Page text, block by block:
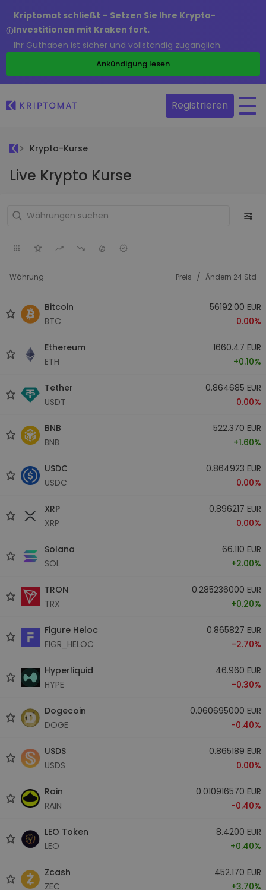
Kriptomat schließt – Setzen Sie Ihre Krypto-
Investitionen mit Kraken fort.
Ihr Guthaben ist sicher und vollständig zugänglich.
Ankündigung lesen
Registrieren
Krypto-Kurse
Live Krypto Kurse
Währung Preis / Ändern 24 Std
Bitcoin
BTC
56192.00 EUR
0.00%
Ethereum
ETH
1660.47 EUR
+0.10%
Tether
USDT
0.864685 EUR
0.00%
BNB
BNB
522.370 EUR
+1.60%
USDC
USDC
0.864923 EUR
0.00%
XRP
XRP
0.896217 EUR
0.00%
Solana
SOL
66.110 EUR
+2.00%
TRON
TRX
0.285236000 EUR
+0.20%
Figure Heloc
FIGR_HELOC
0.865827 EUR
-2.70%
Hyperliquid
HYPE
46.960 EUR
-0.30%
Dogecoin
DOGE
0.060695000 EUR
-0.40%
USDS
USDS
0.865189 EUR
0.00%
Rain
RAIN
0.010916570 EUR
-0.40%
LEO Token
LEO
8.4200 EUR
+0.40%
Zcash
ZEC
452.170 EUR
+3.70%